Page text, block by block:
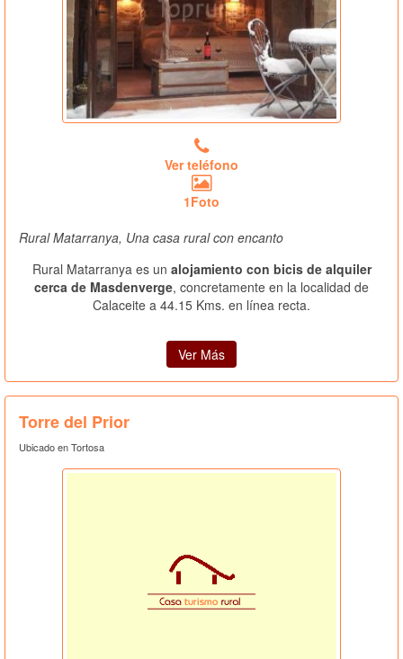
Ver teléfono
1Foto
Rural Matarranya, Una casa rural con encanto
Rural Matarranya es un alojamiento con bicis de alquiler
cerca de Masdenverge, concretamente en la localidad de
Calaceite a 44.15 Kms. en línea recta.
Ver Más
Torre del Prior
Ubicado en Tortosa